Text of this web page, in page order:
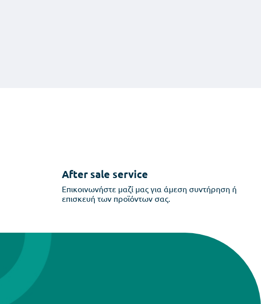
After sale service
Επικοινωνήστε μαζί μας για άμεση συντήρηση ή
επισκευή των προϊόντων σας.